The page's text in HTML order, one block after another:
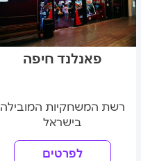
פאנלנד חיפה
רשת המשחקיות המובילה
בישראל
לפרטים